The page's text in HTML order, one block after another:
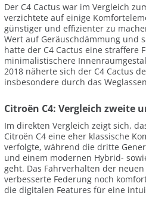
Der C4 Cactus war im Vergleich
verzichtete auf einige
günstiger und effizienter zu
Wert auf Geräuschdämmung und
hatte der C4 Cactus eine straffere
minimalistischere
2018 näherte sich der C4 Cactus
insbesondere durch das
Citroën C4: Vergleich zweite
Im direkten Vergleich zeigt sich,
Citroën C4 eine eher klassische
verfolgte, während die dritte
und einem modernen Hybrid-
geht. Das Fahrverhalten der
verbesserte Federung noch
die digitalen Features für eine